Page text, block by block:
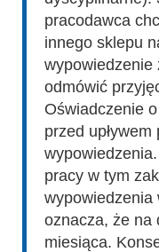
pracodawca
innego sklepu
wypowiedzenie
odmówić
Oświadczenie
przed upływem
pracy w tym
wypowiedzenia
oznacza, że na
miesiąca.